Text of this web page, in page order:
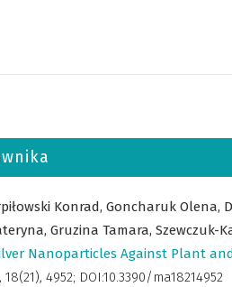
Konrad, Goncharuk Olena,
Gruzina Tamara, Szewczuk-
Silver Nanoparticles Against Plant
, 18(21), 4952; DOI:10.3390/ma18214952